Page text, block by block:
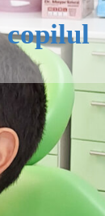
copilul